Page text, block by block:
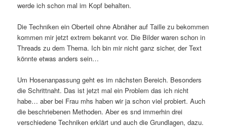
werde ich schon mal im Kopf behalten.
Die Techniken ein Oberteil ohne Abnäher auf Taille zu bekommen
kommen mir jetzt extrem bekannt vor. Die Bilder waren schon in
Threads zu dem Thema. Ich bin mir nicht ganz sicher, der Text
könnte etwas anders sein…
Um Hosenanpassung geht es im nächsten Bereich. Besonders
die Schrittnaht. Das ist jetzt mal ein Problem das ich nicht
habe… aber bei Frau mhs haben wir ja schon viel probiert. Auch
die beschriebenen Methoden. Aber es snd immerhin drei
verschiedene Techniken erklärt und auch die Grundlagen, dazu.